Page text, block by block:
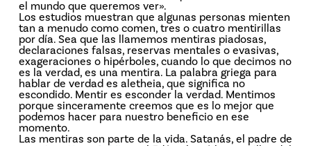
el mundo que queremos ver».
Los estudios muestran que algunas personas mienten
tan a menudo como comen, tres o cuatro mentirillas
por día. Sea que las llamemos mentiras piadosas,
declaraciones falsas, reservas mentales o evasivas,
exageraciones o hipérboles, cuando lo que decimos no
es la verdad, es una mentira. La palabra griega para
hablar de verdad es aletheia, que significa no
escondido. Mentir es esconder la verdad. Mentimos
porque sinceramente creemos que es lo mejor que
podemos hacer para nuestro beneficio en ese
momento.
Las mentiras son parte de la vida. Satanás, el padre de